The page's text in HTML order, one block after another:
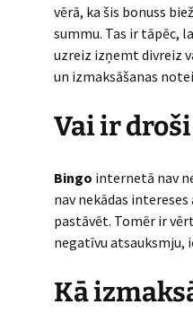
vērā, ka šis bonuss
summu. Tas ir tāpēc,
uzreiz izņemt divreiz
un izmaksāšanas
Vai ir
Bingo internetā nav
nav nekādas
pastāvēt. Tomēr ir
negatīvu atsauksmju,
Kā